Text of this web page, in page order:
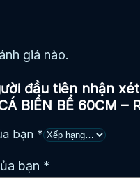
giá nào.
đầu tiên nhận
BIỂN BỂ 60CM –
bạn *
bạn *